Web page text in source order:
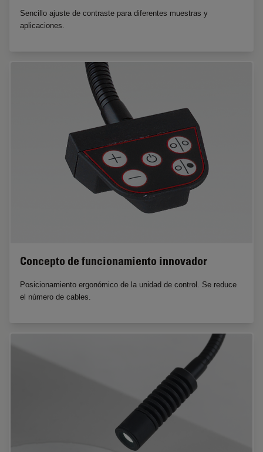
Sencillo ajuste de contraste para diferentes muestras y
aplicaciones.
Concepto de funcionamiento innovador
Posicionamiento ergonómico de la unidad de control. Se reduce
el número de cables.